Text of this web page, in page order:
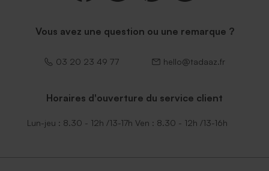
Vous avez une question ou une remarque ?
03 20 23 49 77 hello@tadaaz.fr
Horaires d'ouverture du service client
Lun-jeu : 8.30 - 12h /13-17h Ven : 8.30 - 12h /13-16h